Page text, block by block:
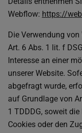
Webflow: https://
Die Verwendung
Art. 6 Abs. 1 lit. f
Interesse an einer
unserer Website.
abgefragt wurde,
auf Grundlage von
1 TDDDG, soweit
Cookies oder den